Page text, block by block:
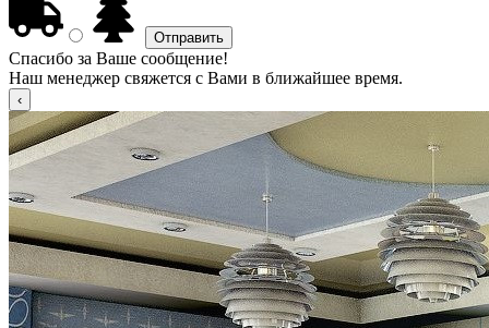
Спасибо за Ваше сообщение!
Наш менеджер свяжется с Вами в ближайшее время.